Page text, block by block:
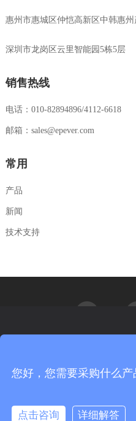
惠州市惠城区仲恺高新区中韩惠
深圳市龙岗区云里智能园5栋5层
销售热线
电话：010-82894896/4112-6618
邮箱：sales@epever.com
常用
产品
新闻
技术支持
京ICP备09056840号-3
京公
汇能精电非常重视您的个人隐私
们的 隐私政策
我同意
您好，您需要采购什么产
点击咨询 详细解答